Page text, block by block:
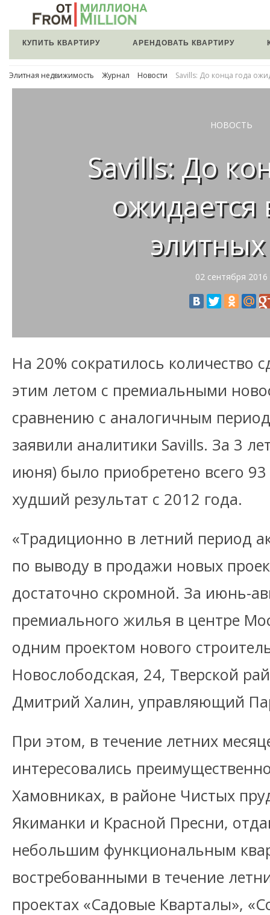
КУПИТЬ КВАРТИРУ АРЕНДОВАТЬ КВАРТИРУ
Элитная недвижимость Журнал Новости Savills: До конца года
НОВОСТЬ
Savills: До
ожидается
02 сентября 2016
На 20% сократилось количество
этим летом с премиальными
сравнению с аналогичным
заявили аналитики Savills. За 3
июня) было приобретено всего
худший результат с 2012 года.
«Традиционно в летний период
по выводу в продажи новых
достаточно скромной. За июнь-
премиального жилья в центре
одним проектом нового
Новослободская, 24, Тверской
Дмитрий Халин, управляющий
При этом, в течение летних
интересовались
Хамовниках, в районе Чистых
Якиманки и Красной Пресни,
небольшим функциональным
востребованными в течение
проектах «Садовые Кварталы»,